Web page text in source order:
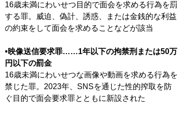
16歳未満にわいせつ目的で面会を求める行為を罰
する罪。威迫、偽計、誘惑、または金銭的な利益
の約束をして面会を求めることなどが該当
•映像送信要求罪……1年以下の拘禁刑または50万
円以下の罰金
16歳未満にわいせつな画像や動画を求める行為を
禁じた罪。2023年、SNSを通じた性的搾取を防
ぐ目的で面会要求罪とともに新設された